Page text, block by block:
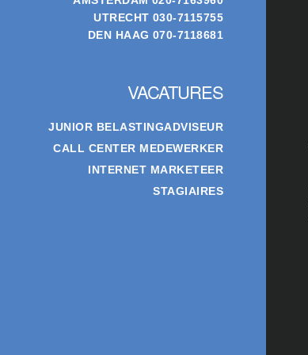
UTRECHT 030-7115755
DEN HAAG 070-7118681
VACATURES
JUNIOR BELASTINGADVISEUR
CALL CENTER MEDEWERKER
INTERNET MARKETEER
STAGIAIRES